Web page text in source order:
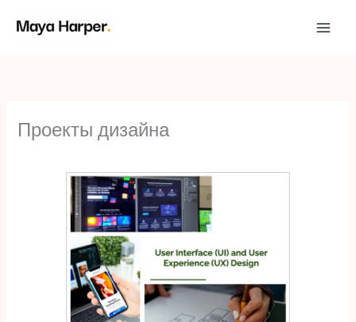
Проекты дизайна